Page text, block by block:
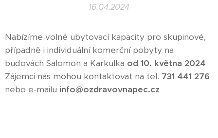
16.04.2024
Nabízíme volné ubytovací kapacity pro skupinové,
případně i individuální komerční pobyty na
budovách Salomon a Karkulka od 10. května 2024.
Zájemci nás mohou kontaktovat na tel. 731 441 276
nebo e-mailu info@ozdravovnapec.cz